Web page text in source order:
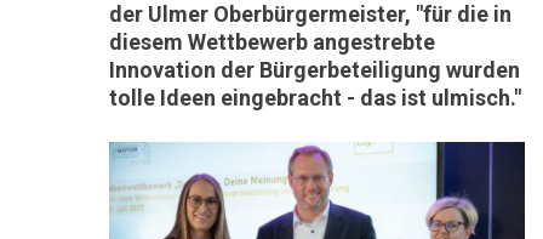
der Ulmer Oberbürgermeister, "für die in
diesem Wettbewerb angestrebte
Innovation der Bürgerbeteiligung wurden
tolle Ideen eingebracht - das ist ulmisch."